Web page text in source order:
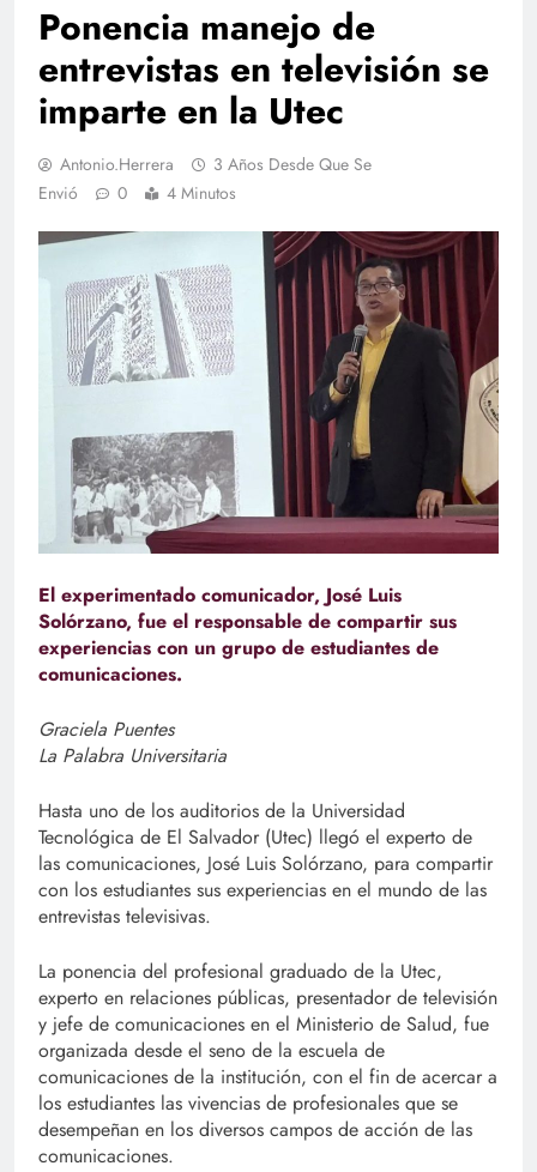
Ponencia manejo de
entrevistas en televisión se
imparte en la Utec
Antonio.herrera
3 Años Desde Que Se
Envió
0 4 Minutos
El experimentado comunicador, José Luis
Solórzano, fue el responsable de compartir sus
experiencias con un grupo de estudiantes de
comunicaciones.
Graciela Puentes
La Palabra Universitaria
Hasta uno de los auditorios de la Universidad
Tecnológica de El Salvador (Utec) llegó el experto de
las comunicaciones, José Luis Solórzano, para compartir
con los estudiantes sus experiencias en el mundo de las
entrevistas televisivas.
La ponencia del profesional graduado de la Utec,
experto en relaciones públicas, presentador de televisión
y jefe de comunicaciones en el Ministerio de Salud, fue
organizada desde el seno de la escuela de
comunicaciones de la institución, con el fin de acercar a
los estudiantes las vivencias de profesionales que se
desempeñan en los diversos campos de acción de las
comunicaciones.